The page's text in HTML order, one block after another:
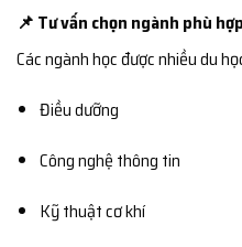
📌 Tư vấn chọn ngành phù
Các ngành học được nhiều du
Điều dưỡng
Công nghệ thông tin
Kỹ thuật cơ khí